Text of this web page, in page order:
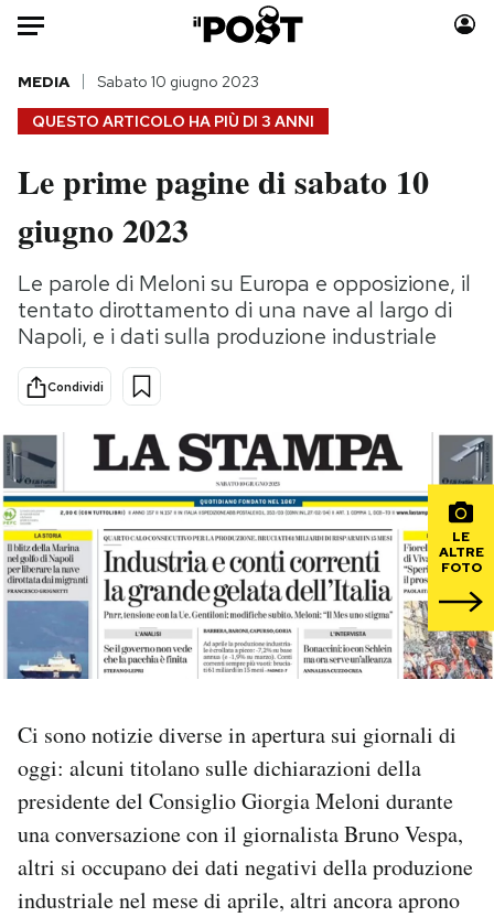
Auto
HOME
Italia
Politica
Tecnologia
Internet
Scienza
Cultura
Economia
Sport
Moda
Storie/Idee
Ok Boomer!
Media
Mondiali calcio 2026
PODCAST
NEWSLETTER
I MIEI PREFERITI
SHOP
CALENDARIO
AREA PERSONALE
QUESTO ARTICOLO HA PIÙ DI 3 ANNI
MEDIA Sabato 10 giugno 2023
Le prime pagine di sabato 10
giugno 2023
Le parole di Meloni su Europa e opposizione, il
tentato dirottamento di una nave al largo di
Napoli, e i dati sulla produzione industriale
Condividi
LE
ALTRE
FOTO
Ci sono notizie diverse in apertura sui giornali di
oggi: alcuni titolano sulle dichiarazioni della
presidente del Consiglio Giorgia Meloni durante
una conversazione con il giornalista Bruno Vespa,
altri si occupano dei dati negativi della produzione
industriale nel mese di aprile, altri ancora aprono